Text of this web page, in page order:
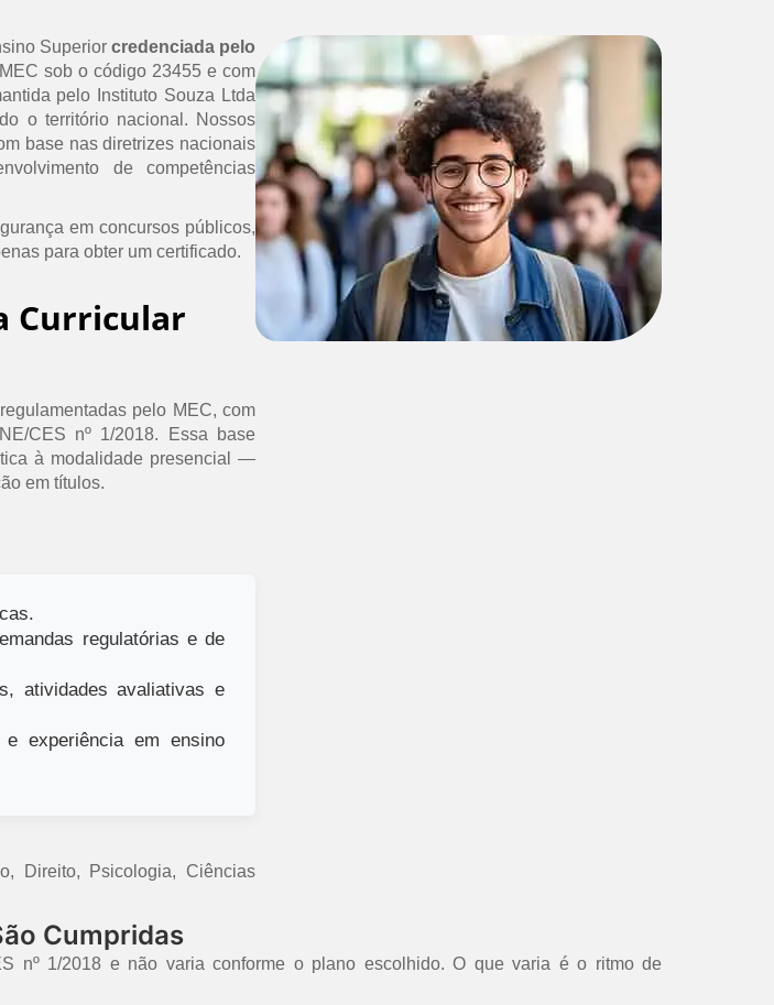
Superior credenciada pelo
sob o código 23455 e com
pelo Instituto Souza Ltda
o território nacional. Nossos
base nas diretrizes nacionais
de competências
em concursos públicos,
para obter um certificado.
Curricular
pelo MEC, com
CES nº 1/2018. Essa base
à modalidade presencial —
em títulos.
regulatórias e de
atividades avaliativas e
experiência em ensino
Direito, Psicologia, Ciências
Cumpridas
nº 1/2018 e não varia conforme o plano escolhido. O que varia é o ritmo de